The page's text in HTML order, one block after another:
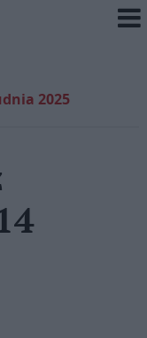
2025